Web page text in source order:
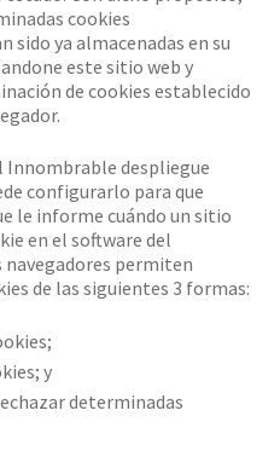
cookies
sido ya almacenadas en su
este sitio web y
de cookies establecido
Innombrable despliegue
configurarlo para que
le informe cuándo un sitio
en el software del
navegadores permiten
de las siguientes 3 formas:
y
determinadas